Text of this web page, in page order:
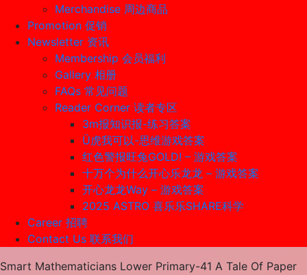
Merchandise 周边商品
Promotion 促销
Newsletter 资讯
Membership 会员福利
Gallery 相册
FAQs 常见问题
Reader Corner 读者专区
3m报知识报-练习答案
Ü虎我可以-思维游戏答案
红色警报旺兔GOLD! – 游戏答案
十万个为什么开心乐龙龙 – 游戏答案
开心龙龙Way – 游戏答案
2025 ASTRO 喜乐乐SHARE科学
Career 招聘
Contact Us 联系我们
Smart Mathematicians Lower Primary-41 A Tale Of Paper